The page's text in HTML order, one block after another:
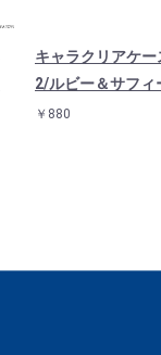
キャラクリアケ
2/ルビー＆サフィ
￥880